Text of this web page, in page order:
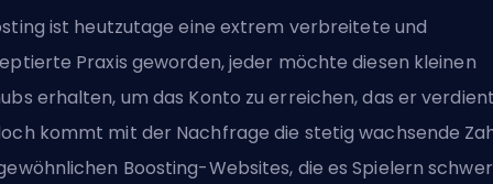
ist heutzutage eine extrem verbreitete und
Praxis geworden, jeder möchte diesen kleinen
erhalten, um das Konto zu erreichen, das er
kommt mit der Nachfrage die stetig wachsende
Boosting-Websites, die es Spielern schwer